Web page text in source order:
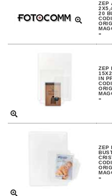
ZEP
20
»
ZEP
IN
»
ZEP
»